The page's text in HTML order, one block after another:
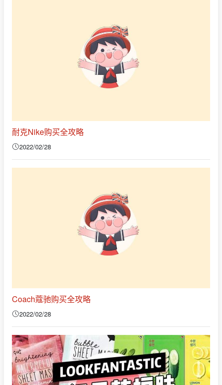
耐克Nike购买全攻略
2022/02/28
Coach蔻驰购买全攻略
2022/02/28